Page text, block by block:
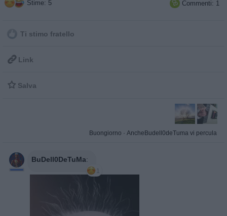
Stime: 5  Commenti: 1
Ti stimo fratello
 Link
 Salva
Buongiorno · AncheBudell0deTuma vi percula
BuDell0DeTuMa:
1